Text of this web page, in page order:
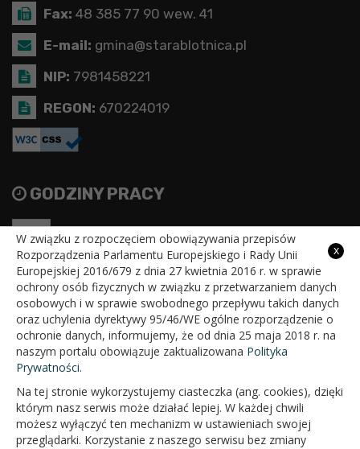
Fax: 48 385 77 90 wew. 41
E-mail: gmina@starablotnica.pl
NIP: 7981458221
REGON: 670224019
GODZINY PRACY
Pon 7:30 - 15:30
Wt 7:30 - 15:30
Śr 7:30 - 15:30
Czw 7:30 - 15:30
Pt 7:30 - 15:30
x
W związku z rozpoczęciem obowiązywania przepisów
Rozporządzenia Parlamentu Europejskiego i Rady Unii
Europejskiej 2016/679 z dnia 27 kwietnia 2016 r. w sprawie
ochrony osób fizycznych w związku z przetwarzaniem danych
osobowych i w sprawie swobodnego przepływu takich danych
oraz uchylenia dyrektywy 95/46/WE ogólne rozporządzenie o
ochronie danych, informujemy, że od dnia 25 maja 2018 r. na
naszym portalu obowiązuje zaktualizowana Polityka
Prywatności.
Na tej stronie wykorzystujemy ciasteczka (ang. cookies), dzięki
którym nasz serwis może działać lepiej. W każdej chwili
możesz wyłączyć ten mechanizm w ustawieniach swojej
przeglądarki. Korzystanie z naszego serwisu bez zmiany